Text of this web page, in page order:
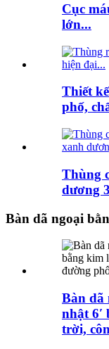
Cục
lớn...
Thiết
phố,
Thùng
dương
Bàn dã ngoại
Bàn dã
nhật 6′
trời,